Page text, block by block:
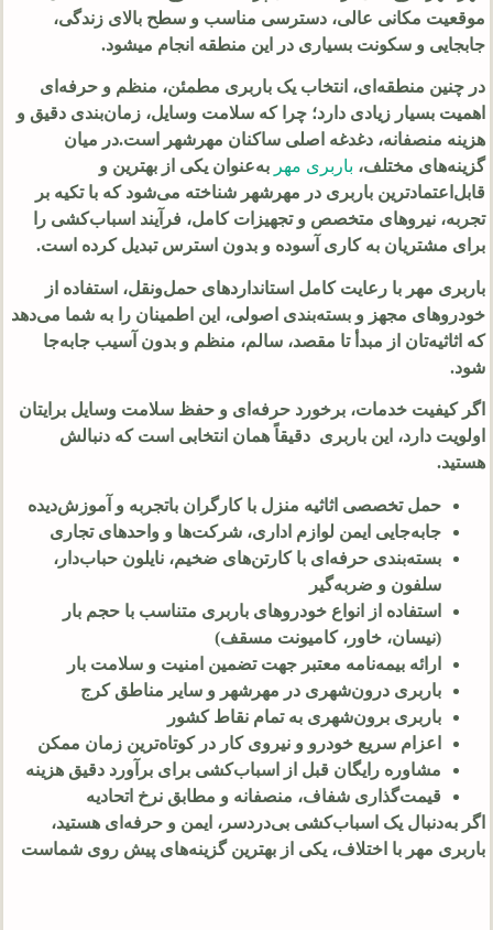
موقعیت مکانی عالی، دسترسی مناسب و سطح بالای زندگی،
جابجایی و سکونت بسیاری در این منطقه انجام میشود.
در چنین منطقه‌ای، انتخاب یک باربری مطمئن، منظم و حرفه‌ای
اهمیت بسیار زیادی دارد؛ چرا که سلامت وسایل، زمان‌بندی دقیق و
هزینه منصفانه، دغدغه اصلی ساکنان مهرشهر است.در میان
گزینه‌های مختلف، باربری مهر به‌عنوان یکی از بهترین و
قابل‌اعتمادترین باربری‌ در مهرشهر شناخته می‌شود که با تکیه بر
تجربه، نیروهای متخصص و تجهیزات کامل، فرآیند اسباب‌کشی را
برای مشتریان به کاری آسوده و بدون استرس تبدیل کرده است.
باربری مهر با رعایت کامل استانداردهای حمل‌ونقل، استفاده از
خودروهای مجهز و بسته‌بندی اصولی، این اطمینان را به شما می‌دهد
که اثاثیه‌تان از مبدأ تا مقصد، سالم، منظم و بدون آسیب جابه‌جا
شود.
اگر کیفیت خدمات، برخورد حرفه‌ای و حفظ سلامت وسایل برایتان
اولویت دارد، این باربری دقیقاً همان انتخابی است که دنبالش
هستید.
حمل تخصصی اثاثیه منزل با کارگران باتجربه و آموزش‌دیده
جابه‌جایی ایمن لوازم اداری، شرکت‌ها و واحدهای تجاری
بسته‌بندی حرفه‌ای با کارتن‌های ضخیم، نایلون حباب‌دار،
سلفون و ضربه‌گیر
استفاده از انواع خودروهای باربری متناسب با حجم بار
(نیسان، خاور، کامیونت مسقف)
ارائه بیمه‌نامه معتبر جهت تضمین امنیت و سلامت بار
باربری درون‌شهری در مهرشهر و سایر مناطق کرج
باربری برون‌شهری به تمام نقاط کشور
اعزام سریع خودرو و نیروی کار در کوتاه‌ترین زمان ممکن
مشاوره رایگان قبل از اسباب‌کشی برای برآورد دقیق هزینه
قیمت‌گذاری شفاف، منصفانه و مطابق نرخ اتحادیه
اگر به‌دنبال یک اسباب‌کشی بی‌دردسر، ایمن و حرفه‌ای هستید،
باربری مهر با اختلاف، یکی از بهترین گزینه‌های پیش روی شماست